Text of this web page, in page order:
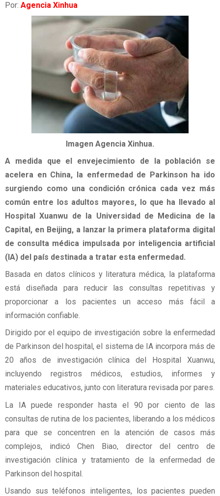
Por: Agencia Xinhua
Imagen Agencia Xinhua.
A medida que el envejecimiento de la población se
acelera en China, la enfermedad de Parkinson ha ido
surgiendo como una condición crónica cada vez más
común entre los adultos mayores, lo que ha llevado al
Hospital Xuanwu de la Universidad de Medicina de la
Capital, en Beijing, a lanzar la primera plataforma digital
de consulta médica impulsada por inteligencia artificial
(IA) del país destinada a tratar esta enfermedad.
Basada en datos clínicos y literatura médica, la plataforma
está diseñada para reducir las consultas repetitivas y
proporcionar a los pacientes un acceso más fácil a
información confiable.
Dirigido por el equipo de investigación sobre la enfermedad
de Parkinson del hospital, el sistema de IA incorpora más de
20 años de investigación clínica del Hospital Xuanwu,
incluyendo registros médicos, estudios, informes y
materiales educativos, junto con literatura revisada por pares.
La IA puede responder hasta el 90 por ciento de las
consultas de rutina de los pacientes, liberando a los médicos
para que se concentren en la atención de casos más
complejos, indicó Chen Biao, director del centro de
investigación clínica y tratamiento de la enfermedad de
Parkinson del hospital.
Usando sus teléfonos inteligentes, los pacientes pueden